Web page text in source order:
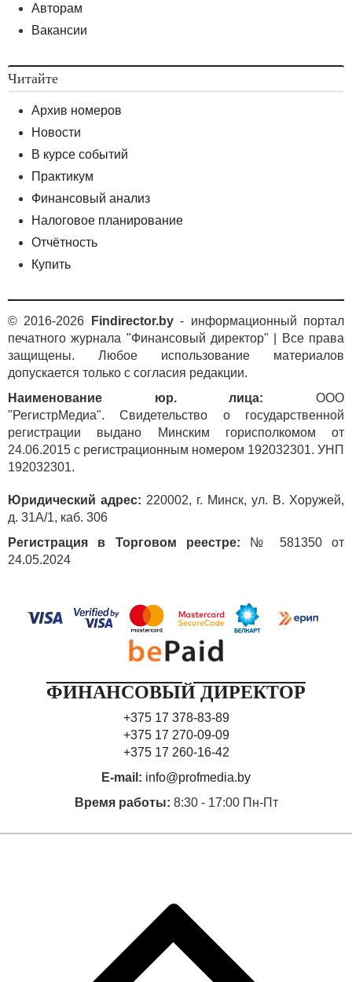
Авторам
Вакансии
Читайте
Архив номеров
Новости
В курсе событий
Практикум
Финансовый анализ
Налоговое планирование
Отчётность
Купить
© 2016-2026 Findirector.by- информационный портал
печатного журнала "Финансовый директор" | Все права
защищены. Любое использование материалов
допускается только с согласия редакции.
Наименование юр. лица: ООО
"РегистрМедиа". Свидетельство о государственной
регистрации выдано Минским горисполкомом от
24.06.2015 с регистрационным номером 192032301. УНП
192032301.
Юридический адрес: 220002, г. Минск, ул. В. Хоружей,
д. 31А/1, каб. 306
Регистрация в Торговом реестре: № 581350 от
24.05.2024
ФИНАНСОВЫЙ ДИРЕКТОР
+375 17 378-83-89
+375 17 270-09-09
+375 17 260-16-42
E-mail: info@profmedia.by
Время работы: 8:30 - 17:00 Пн-Пт